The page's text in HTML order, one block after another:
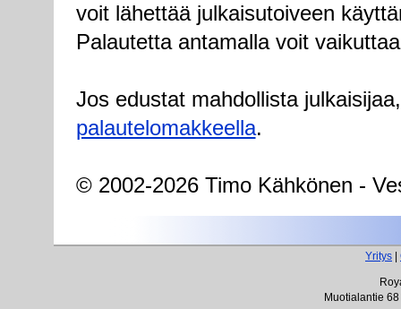
voit lähettää julkaisutoiveen
Palautetta antamalla voit
Jos edustat mahdollista
palautelomakkeella.
© 2002-2026 Timo Kähkönen -
Yritys
Muotialantie